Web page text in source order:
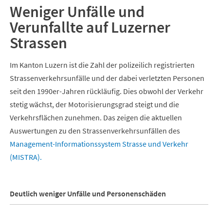
Weniger Unfälle und
Verunfallte auf Luzerner
Strassen
Im Kanton Luzern ist die Zahl der polizeilich registrierten
Strassenverkehrsunfälle und der dabei verletzten Personen
seit den 1990er-Jahren rückläufig. Dies obwohl der Verkehr
stetig wächst, der Motorisierungsgrad steigt und die
Verkehrsflächen zunehmen. Das zeigen die aktuellen
Auswertungen zu den Strassenverkehrsunfällen des
Management-Informationssystem Strasse und Verkehr
(MISTRA).
Deutlich weniger Unfälle und Personenschäden